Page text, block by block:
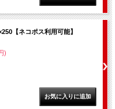
【ネコポス利用可能】
)